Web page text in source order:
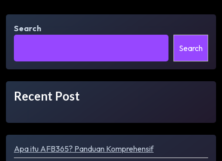
Search
Search
Recent Post
Apa itu AFB365? Panduan Komprehensif